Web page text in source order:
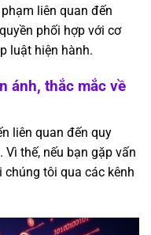
liên quan đến
phối hợp với cơ
luật hiện hành.
ánh, thắc mắc về
liên quan đến quy
thế, nếu bạn gặp vấn
chúng tôi qua các kênh